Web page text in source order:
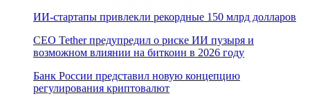
ИИ-стартапы привлекли рекордные 150 млрд долларов
CEO Tether предупредил о риске ИИ пузыря и
возможном влиянии на биткоин в 2026 году
Банк России представил новую концепцию
регулирования криптовалют